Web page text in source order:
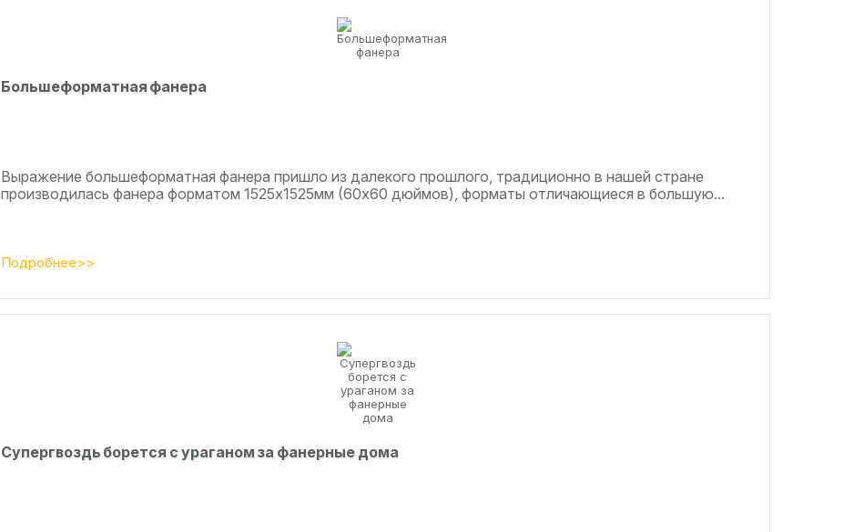
Большеформатная фанера
Выражение большеформатная фанера пришло из далекого прошлого, традиционно в нашей стране
производилась фанера форматом 1525х1525мм (60х60 дюймов), форматы отличающиеся в большую...
Подробнее>>
Супергвоздь борется с ураганом за фанерные дома